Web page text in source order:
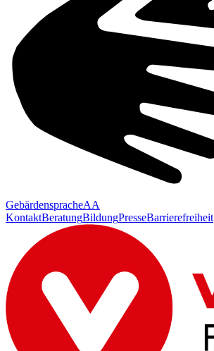
GebärdenspracheAA
KontaktBeratungBildungPresseBarrierefreiheit